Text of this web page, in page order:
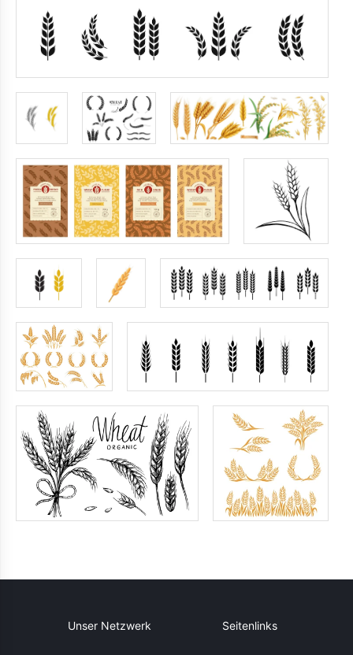
Unser Netzwerk Seitenlinks